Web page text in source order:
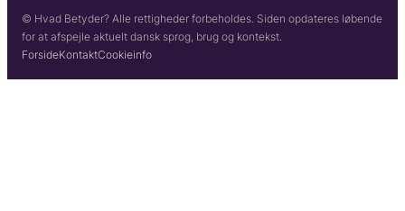
© Hvad Betyder? Alle rettigheder forbeholdes. Siden opdateres løbende
for at afspejle aktuelt dansk sprog, brug og kontekst.
ForsideKontaktCookieinfo